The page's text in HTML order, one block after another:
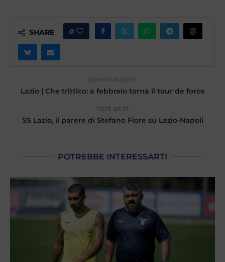
SHARE 0
previous post
Lazio | Che trittico: a febbraio torna il tour de force
next post
SS Lazio, il parere di Stefano Fiore su Lazio-Napoli
POTREBBE INTERESSARTI